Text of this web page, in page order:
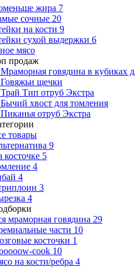
жира 7
сочные 20
на кости 9
сухой выдержки 6
мясо
продаж
говядина в кубиках
щечки
Тип отруб Экстра
хвост для томления
отруб Экстра
товары
9
косточке 5
4
4
3
4
мраморная говядина 29
части 10
косточки 1
cook 10
на кости/ребра 4